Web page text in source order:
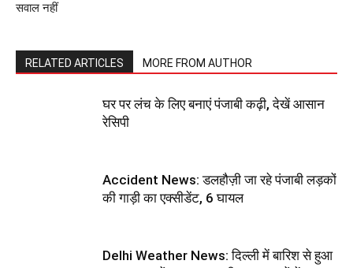
सवाल नहीं
RELATED ARTICLES MORE FROM AUTHOR
घर पर लंच के लिए बनाएं पंजाबी कढ़ी, देखें आसान
रेसिपी
Accident News: डलहौज़ी जा रहे पंजाबी लड़कों
की गाड़ी का एक्सीडेंट, 6 घायल
Delhi Weather News: दिल्ली में बारिश से हुआ